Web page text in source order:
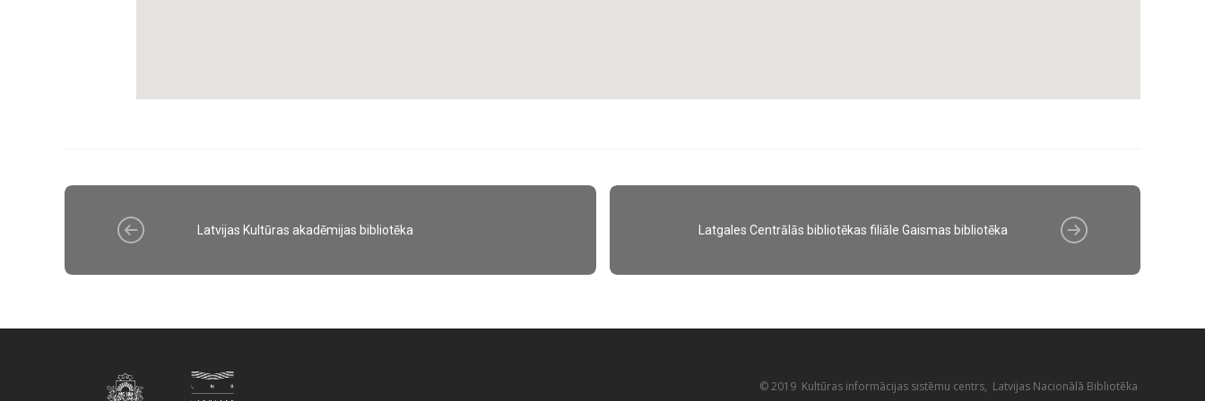
Latvijas Kultūras akadēmijas bibliotēka Latgales Centrālās bibliotēkas filiāle Gaismas bibliotēka
© 2019 Kultūras informācijas sistēmu centrs, Latvijas Nacionālā Bibliotēka